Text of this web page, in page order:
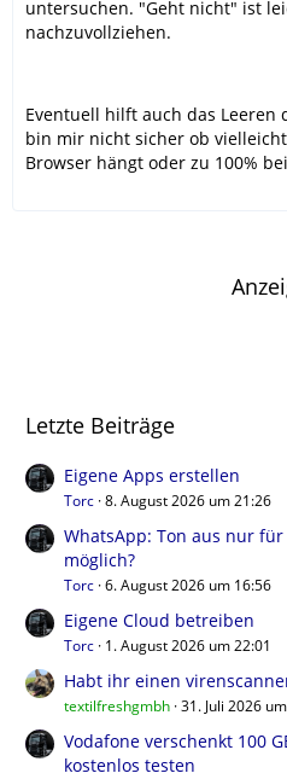
untersuchen. "Geht nicht" ist
nachzuvollziehen.
Eventuell hilft auch das Leeren
bin mir nicht sicher ob
Browser hängt oder zu 100%
Letzte Beiträge
Eigene Apps erstellen
Torc 8. August 2026 um 21:26
WhatsApp: Ton aus nur
möglich?
Torc 6. August 2026 um 16:56
Eigene Cloud betreiben
Torc 1. August 2026 um 22:01
Habt ihr einen
textilfreshgmbh 31. Juli 2026
Vodafone verschenkt 100
kostenlos testen